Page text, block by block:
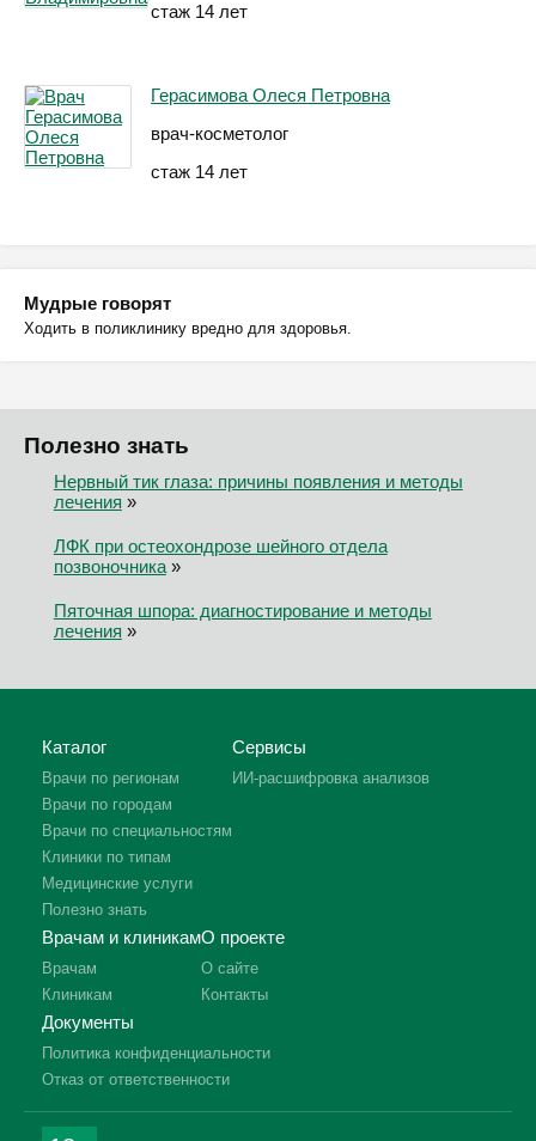
стаж 14 лет
Герасимова Олеся Петровна
врач-косметолог
стаж 14 лет
Мудрые говорят
Ходить в поликлинику вредно для здоровья.
Полезно знать
Нервный тик глаза: причины появления и методы
лечения »
ЛФК при остеохондрозе шейного отдела
позвоночника»
Пяточная шпора: диагностирование и методы
лечения »
Каталог
Врачи по регионам
Врачи по городам
Врачи по специальностям
Клиники по типам
Медицинские услуги
Полезно знать
Сервисы
ИИ-расшифровка анализов
Врачам и клиникам
Врачам
Клиникам
О проекте
О сайте
Контакты
Документы
Политика конфиденциальности
Отказ от ответственности